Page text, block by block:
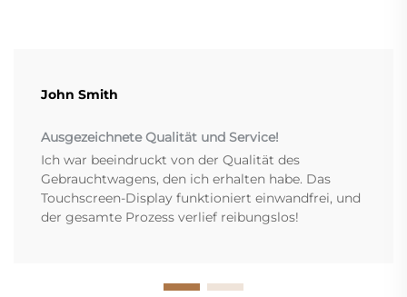
John Smith
Ausgezeichnete Qualität und Service!
Ich war beeindruckt von der Qualität des
Gebrauchtwagens, den ich erhalten habe. Das
Touchscreen-Display funktioniert einwandfrei, und
der gesamte Prozess verlief reibungslos!